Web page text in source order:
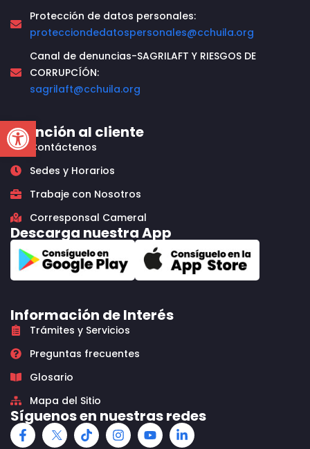
Open toolbar
Protección de datos personales:
protecciondedatospersonales@cchuila.org
Canal de denuncias-SAGRILAFT Y RIESGOS DE
CORRUPCÍÓN:
sagrilaft@cchuila.org
Atención al cliente
Contáctenos
Sedes y Horarios
Trabaje con Nosotros
Corresponsal Cameral
Descarga nuestra App
Información de Interés
Trámites y Servicios
Preguntas frecuentes
Glosario
Mapa del Sitio
Síguenos en nuestras redes